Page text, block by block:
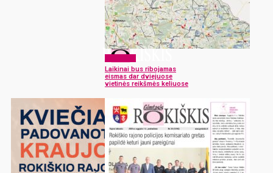
Laikinai bus ribojamas
eismas dar dviejuose
vietinės reikšmės keliuose